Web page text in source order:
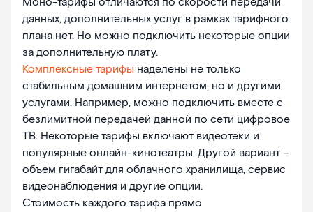
данных, дополнительных услуг в рамках тарифного
плана нет. Но можно подключить некоторые опции
за дополнительную плату.
Комплексные тарифы наделены не только
стабильным домашним интернетом, но и другими
услугами. Например, можно подключить вместе с
безлимитной передачей данной по сети цифровое
ТВ. Некоторые тарифы включают видеотеки и
популярные онлайн-кинотеатры. Другой вариант –
объем гигабайт для облачного хранилища, сервис
видеонаблюдения и другие опции.
Стоимость каждого тарифа прямо